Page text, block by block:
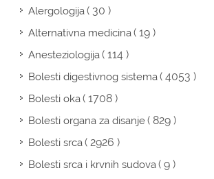
Alergologija( 30 )
Alternativna medicina( 19 )
Anesteziologija( 114 )
Bolesti digestivnog sistema( 4053 )
Bolesti oka( 1708 )
Bolesti organa za disanje( 829 )
Bolesti srca( 2926 )
Bolesti srca i krvnih sudova( 9 )